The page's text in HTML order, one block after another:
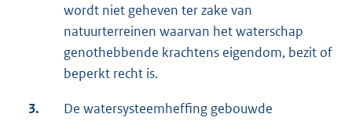
wordt niet geheven ter zake van
natuurterreinen waarvan het waterschap
genothebbende krachtens eigendom, bezit of
beperkt recht is.
3.
De watersysteemheffing gebouwde